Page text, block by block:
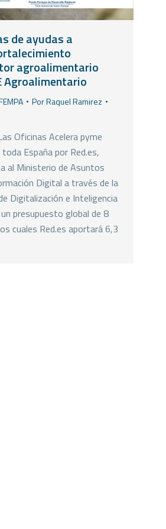
de ayudas a
agroalimentario
Agroalimentario
PorRaquel Ramirez
Oficinas Acelera pyme
España por Red.es,
al Ministerio de Asuntos
Digital a través de la
Digitalización e Inteligencia
presupuesto global de 8
cuales Red.es aportará 6,3